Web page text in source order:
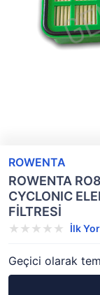
ROWENTA
ROWENTA
CYCLONIC
FİLTRESİ
İlk
Geçici olarak